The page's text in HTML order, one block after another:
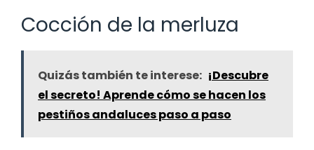
Cocción de la merluza
Quizás también te interese: ¡Descubre
el secreto! Aprende cómo se hacen los
pestiños andaluces paso a paso